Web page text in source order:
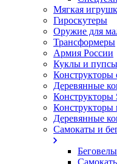
Мягкая
Гироскутеры
Оружие для
Трансформеры
Армия России
Куклы и пупсы
Конструкторы
Деревянные
Конструкторы
Конструкторы
Деревянные
Самокаты и
Беговелы